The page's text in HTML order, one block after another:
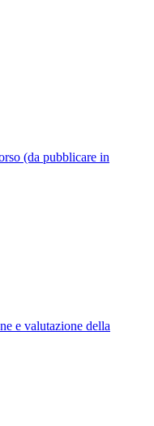
(da pubblicare in
e valutazione della